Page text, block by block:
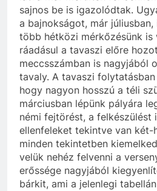
sajnos be is igazolódtak.
a bajnokságot, már
több hétközi mérkőzésünk is
ráadásul a tavaszi előre
meccsszámban is nagyjából
tavaly. A tavaszi
hogy nagyon hosszú a téli
márciusban lépünk pályára
némi fejtörést, a felkészülést
ellenfeleket tekintve van két-
minden tekintetben
velük nehéz felvenni a
erőssége nagyjából
bárkit, ami a jelenlegi